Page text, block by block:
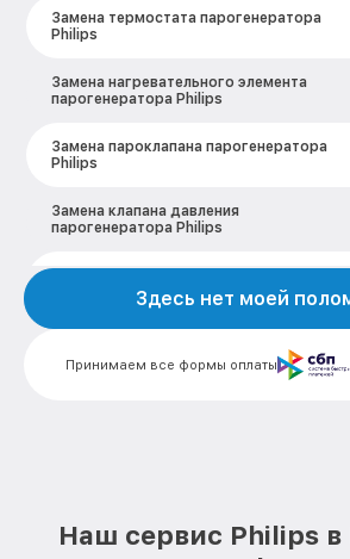
Замена термостата парогенератора
Philips
Замена нагревательного элемента
парогенератора Philips
Замена пароклапана парогенератора
Philips
Замена клапана давления
парогенератора Philips
парогенератора Philips
парогенератора Philips
Замена шнура питания парогенератора
Принимаем все формы оплаты
Здесь нет моей
Наш сервис Philips в